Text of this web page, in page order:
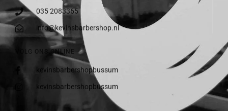
035 2083365
info@kevinsbarbershop.nl
VOLG ONS ONLINE
kevinsbarbershopbussum
kevinsbarbershopbussum